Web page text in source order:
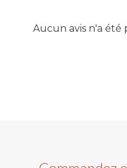
Aucun avis n'a